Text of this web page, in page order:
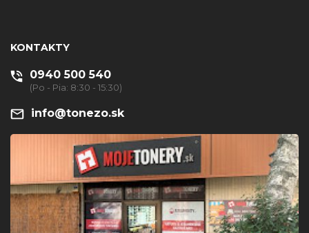
KONTAKTY
0940 500 540
(Po - Pia: 8:30 - 15:30)
info@tonezo.sk